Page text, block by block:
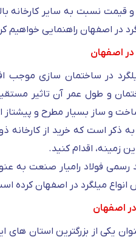
قیمت نسبت به سایر کارخانه
در اصفهان راهنمایی خواهیم
اصفهان
در ساختمان سازی
و طول عمر آن تاثیر
و ساز بسیار مطرح و پیشتاز
به ذکر است که خرید از
زمینه، اقدام کنید.
رسمی فولاد رامیار صنعت به
انواع میلگرد در اصفهان کرده
اصفهان
یکی از بزرگترین استان های